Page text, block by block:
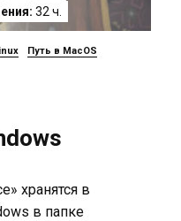
32 ч.
Путь в MacOS
хранятся в
в папке